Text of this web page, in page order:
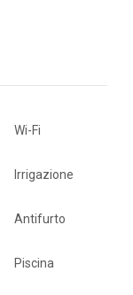
Wi-Fi
Irrigazione
Antifurto
Piscina